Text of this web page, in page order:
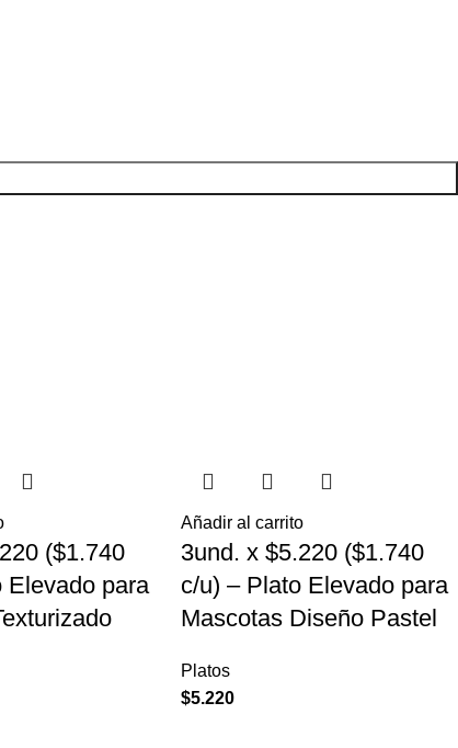
($1.740
Elevado para
Añadir al carrito
3und. x $5.220 ($1.740
c/u) – Plato Elevado para
Mascotas Diseño Pastel
Platos
$5.220